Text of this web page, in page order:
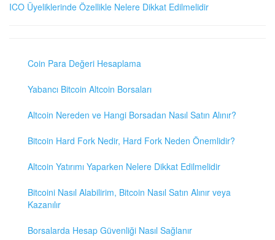
ICO Üyeliklerinde Özellikle Nelere Dikkat Edilmelidir
Coin Para Değeri Hesaplama
Yabancı Bitcoin Altcoin Borsaları
Altcoin Nereden ve Hangi Borsadan Nasıl Satın Alınır?
Bitcoin Hard Fork Nedir, Hard Fork Neden Önemlidir?
Altcoin Yatırımı Yaparken Nelere Dikkat Edilmelidir
Bitcoini Nasıl Alabilirim, Bitcoin Nasıl Satın Alınır veya
Kazanılır
Borsalarda Hesap Güvenliği Nasıl Sağlanır